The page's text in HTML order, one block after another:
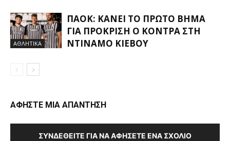
ΑΘΛΗΤΙΚΑ
ΠΑΟΚ: ΚΆΝΕΙ ΤΟ ΠΡΏΤΟ ΒΉΜΑ
ΓΙΑ ΠΡΌΚΡΙΣΗ Ο ΚΌΝΤΡΑ ΣΤΗ
ΝΤΙΝΑΜΌ ΚΙΈΒΟΥ
ΑΦΗΣΤΕ ΜΙΑ ΑΠΑΝΤΗΣΗ
ΣΥΝΔΕΘΕΊΤΕ ΓΙΑ ΝΑ ΑΦΉΣΕΤΕ ΈΝΑ ΣΧΌΛΙΟ